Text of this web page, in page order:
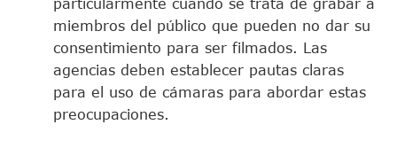
particularmente cuando se trata de grabar a
miembros del público que pueden no dar su
consentimiento para ser filmados. Las
agencias deben establecer pautas claras
para el uso de cámaras para abordar estas
preocupaciones.